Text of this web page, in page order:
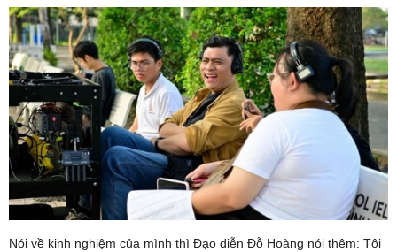
Nói về kinh nghiệm của mình thì Đạo diễn Đỗ Hoàng nói thêm: Tôi